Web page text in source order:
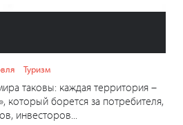
Туризм
таковы: каждая территория –
который борется за потребителя,
инвесторов...